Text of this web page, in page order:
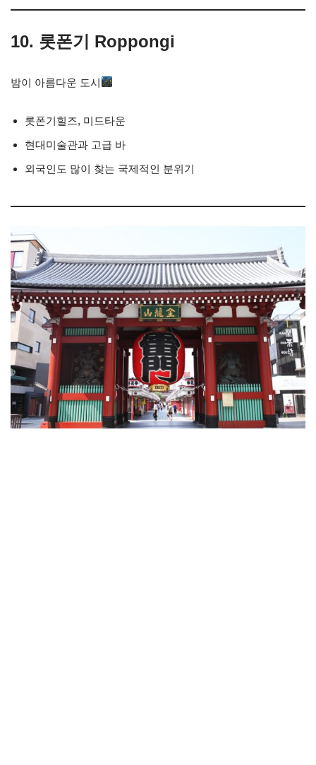
10. 롯폰기 Roppongi
밤이 아름다운 도시
롯폰기힐즈, 미드타운
현대미술관과 고급 바
외국인도 많이 찾는 국제적인 분위기